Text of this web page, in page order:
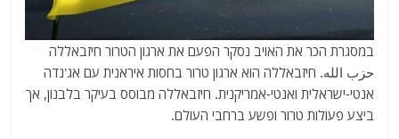
במסגרת הכר את האויב נסקר הפעם את ארגון הטרור חיזבאללה
حزب الله. חיזבאללה הוא ארגון טרור בחסות איראנית עם אג'נדה
אנטי-ישראלית ואנטי-אמריקנית. חיזבאללה מבוסס בעיקר בלבנון, אך
ביצע פעולות טרור ופשע ברחבי העולם.